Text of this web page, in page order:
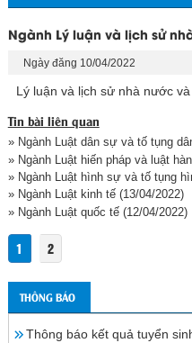
Ngành Lý luận và lịch sử
Ngày đăng 10/04/2022
Lý luận và lịch sử nhà nước
Tin bài liên quan
» Ngành Luật dân sự và tố tụng
» Ngành Luật hiến pháp và luật
» Ngành Luật hình sự và tố tụng
» Ngành Luật kinh tế(13/04/2022)
» Ngành Luật quốc tế(12/04/2022)
1 2
THÔNG BÁO
Thông báo kết quả tuyển